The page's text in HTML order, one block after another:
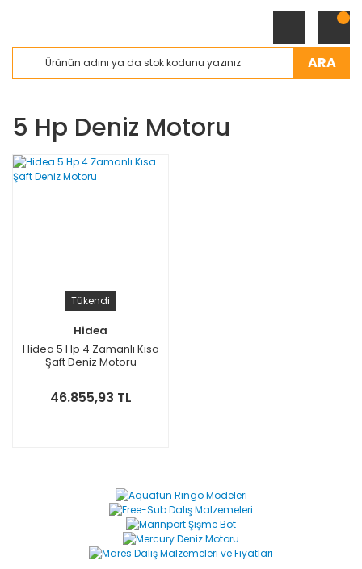
ARA
5 Hp Deniz Motoru
Tükendi
Hidea
Hidea 5 Hp 4 Zamanlı Kısa
Şaft Deniz Motoru
46.855,93 TL